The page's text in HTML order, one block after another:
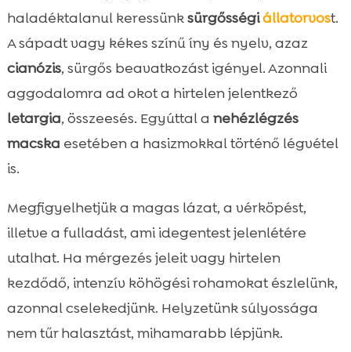
haladéktalanul keressünksürgősségiállatorvost.
A sápadt vagy kékes színű íny és nyelv, azaz
cianózis, sürgős beavatkozást igényel. Azonnali
aggodalomra ad okot a hirtelen jelentkező
letargia, összeesés. Egyúttal a nehézlégzés
macska esetében a hasizmokkal történő légvétel
is.
Megfigyelhetjük a magas lázat, a vérköpést,
illetve a fulladást, ami idegentest jelenlétére
utalhat. Ha mérgezés jeleit vagy hirtelen
kezdődő, intenzív köhögési rohamokat észlelünk,
azonnal cselekedjünk. Helyzetünk súlyossága
nem tűr halasztást, mihamarabb lépjünk.